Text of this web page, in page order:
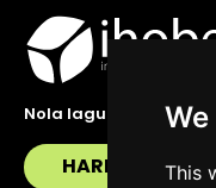
This
Nola lagundu